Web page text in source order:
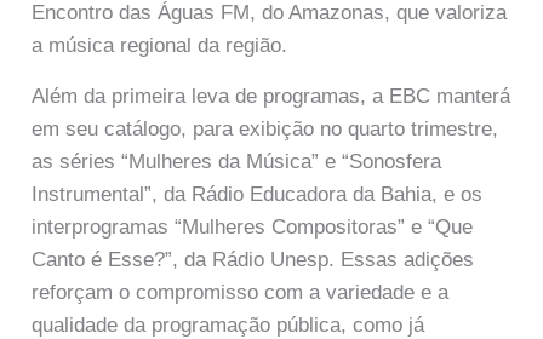
Encontro das Águas FM, do Amazonas, que valoriza
a música regional da região.
Além da primeira leva de programas, a EBC manterá
em seu catálogo, para exibição no quarto trimestre,
as séries “Mulheres da Música” e “Sonosfera
Instrumental”, da Rádio Educadora da Bahia, e os
interprogramas “Mulheres Compositoras” e “Que
Canto é Esse?”, da Rádio Unesp. Essas adições
reforçam o compromisso com a variedade e a
qualidade da programação pública, como já